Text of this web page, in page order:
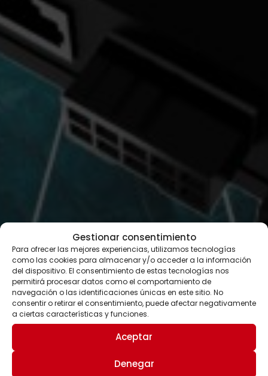
Gestionar consentimiento
Para ofrecer las mejores experiencias, utilizamos tecnologías
como las cookies para almacenar y/o acceder a la información
del dispositivo. El consentimiento de estas tecnologías nos
permitirá procesar datos como el comportamiento de
navegación o las identificaciones únicas en este sitio. No
consentir o retirar el consentimiento, puede afectar negativamente
a ciertas características y funciones.
Aceptar
Denegar